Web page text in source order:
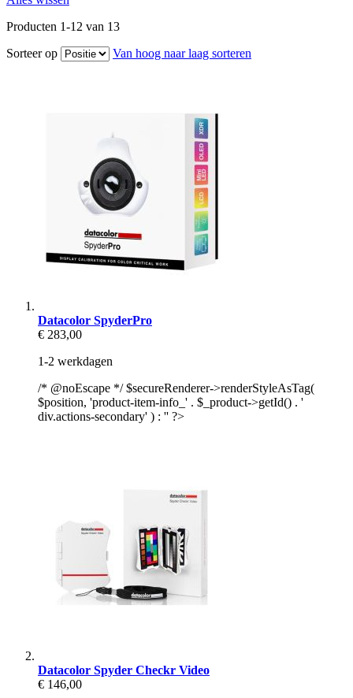
Producten 1-12 van 13
Sorteer op
Van hoog naar laag sorteren
Datacolor SpyderPro
€ 283,00
1-2 werkdagen
/* @noEscape */ $secureRenderer->renderStyleAsTag(
$position, 'product-item-info_' . $_product->getId() . '
div.actions-secondary' ) : '' ?>
Datacolor Spyder Checkr Video
€ 146,00